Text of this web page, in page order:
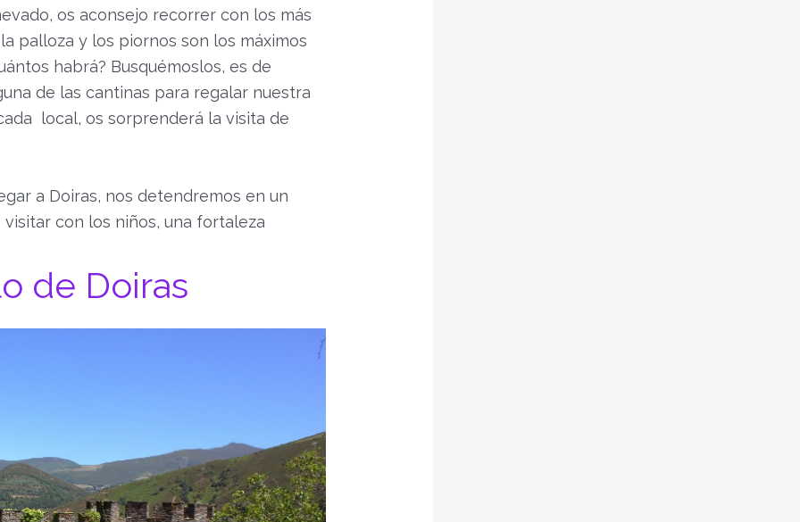
os aconsejo recorrer con los más
palloza y los piornos son los máximos
habrá? Busquémoslos, es de
de las cantinas para regalar nuestra
local, os sorprenderá la visita de
a Doiras, nos detendremos en un
con los niños, una fortaleza
de Doiras